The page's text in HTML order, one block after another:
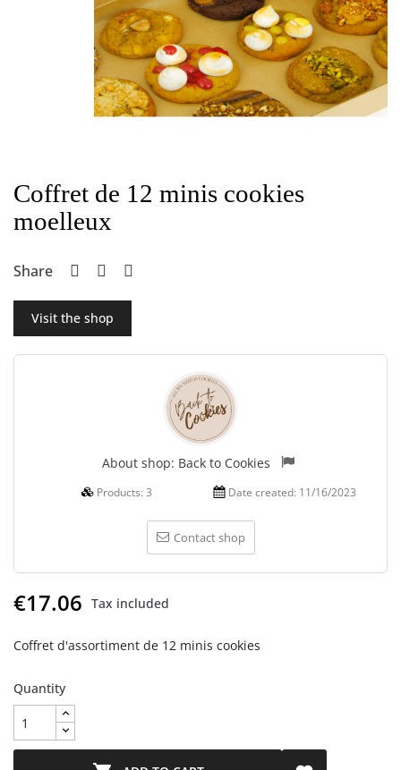
Coffret de 12 minis cookies
moelleux
Share
Visit the shop
About shop: Back to Cookies
Products: 3 Date created: 11/16/2023
Contact shop
€17.06 Tax included
Coffret d'assortiment de 12 minis cookies
Quantity